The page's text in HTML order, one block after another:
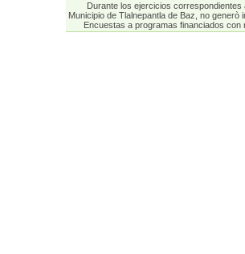
Durante los ejercicios correspondientes
Municipio de Tlalnepantla de Baz, no generò
Encuestas a programas financiados